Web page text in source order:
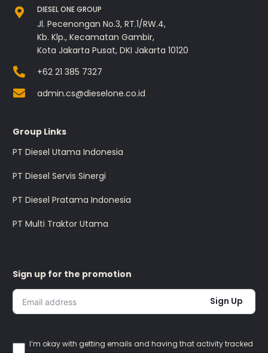
DIESEL ONE GROUP
Jl. Pecenongan No.3, RT.1/RW.4,
Kb. Klp., Kecamatan Gambir,
Kota Jakarta Pusat, DKI Jakarta 10120
+62 21 385 7327
admin.cs@dieselone.co.id
Group Links
PT Diesel Utama Indonesia
PT Diesel Servis Sinergi
PT Diesel Pratama Indonesia
PT Multi Traktor Utama
Sign up for the promotion
Sign Up
I’m okay with getting emails and having that activity tracked